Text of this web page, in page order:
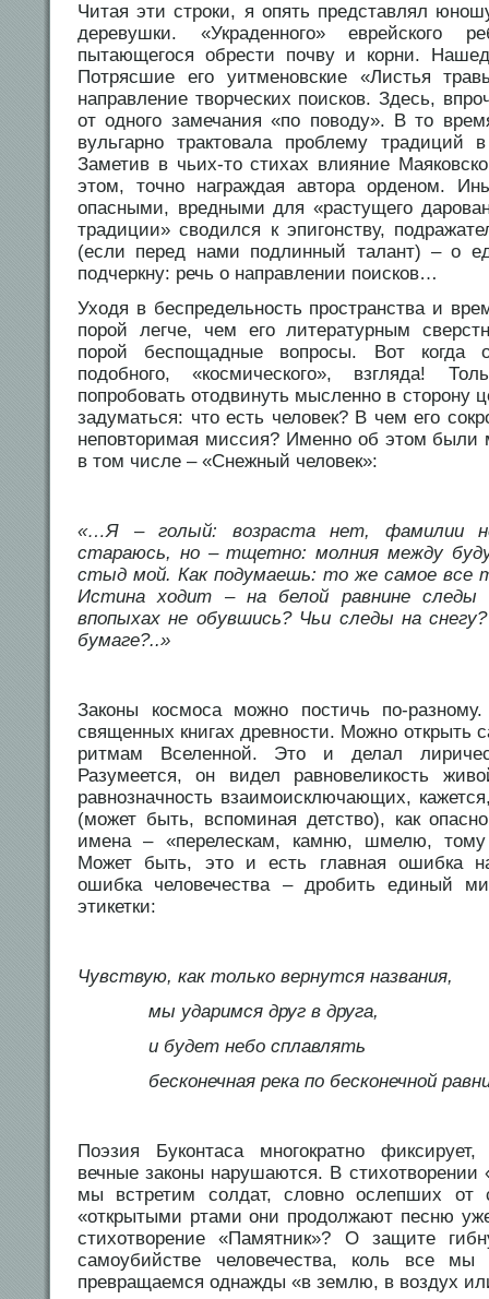
Читая эти строки, я опять представлял
деревушки. «Украденного» еврейского
пытающегося обрести почву и корни.
Потрясшие его уитменовские «Листья
направление творческих поисков. Здесь,
от одного замечания «по поводу». В то
вульгарно трактовала проблему традиций
Заметив в чьих-то стихах влияние
этом, точно награждая автора орденом.
опасными, вредными для «растущего
традиции» сводился к эпигонству,
(если перед нами подлинный талант) – о
подчеркну: речь о направлении поисков…
Уходя в беспредельность пространства и
порой легче, чем его литературным
порой беспощадные вопросы. Вот когда
подобного, «космического», взгляда!
попробовать отодвинуть мысленно в сторону
задуматься: что есть человек? В чем его
неповторимая миссия? Именно об этом были
в том числе – «Снежный человек»:
«…Я – голый: возраста нет, фамилии
стараюсь, но – тщетно: молния между
стыд мой. Как подумаешь: то же самое
Истина ходит – на белой равнине
впопыхах не обувшись? Чьи следы на
бумаге?..»
Законы космоса можно постичь по-
священных книгах древности. Можно открыть
ритмам Вселенной. Это и делал
Разумеется, он видел равновеликость
равнозначность взаимоисключающих,
(может быть, вспоминая детство), как
имена – «перелескам, камню, шмелю, тому
Может быть, это и есть главная ошибка
ошибка человечества – дробить единый
этикетки:
Чувствую, как только вернутся названия,
мы ударимся друг в друга,
и будет небо сплавлять
бесконечная река по бесконечной
Поэзия Буконтаса многократно
вечные законы нарушаются. В стихотворении
мы встретим солдат, словно ослепших
«открытыми ртами они продолжают песню
стихотворение «Памятник»? О защите
самоубийстве человечества, коль все
превращаемся однажды «в землю, в воздух